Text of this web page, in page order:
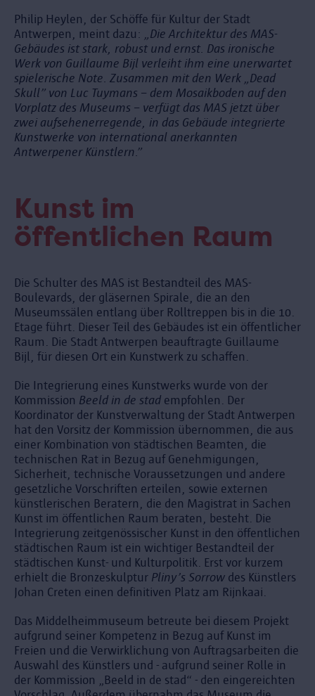
Philip Heylen, der Schöffe für Kultur der Stadt
Antwerpen, meint dazu: „Die Architektur des MAS-
Gebäudes ist stark, robust und ernst. Das ironische
Werk von Guillaume Bijl verleiht ihm eine unerwartet
spielerische Note. Zusammen mit den Werk „Dead
Skull” von Luc Tuymans – dem Mosaikboden auf den
Vorplatz des Museums – verfügt das MAS jetzt über
zwei aufsehenerregende, in das Gebäude integrierte
Kunstwerke von international anerkannten
Antwerpener Künstlern.”
Kunst im
öffentlichen Raum
Die Schulter des MAS ist Bestandteil des MAS-
Boulevards, der gläsernen Spirale, die an den
Museumssälen entlang über Rolltreppen bis in die 10.
Etage führt. Dieser Teil des Gebäudes ist ein öffentlicher
Raum. Die Stadt Antwerpen beauftragte Guillaume
Bijl, für diesen Ort ein Kunstwerk zu schaffen.
Die Integrierung eines Kunstwerks wurde von der
Kommission Beeld in de stad empfohlen. Der
Koordinator der Kunstverwaltung der Stadt Antwerpen
hat den Vorsitz der Kommission übernommen, die aus
einer Kombination von städtischen Beamten, die
technischen Rat in Bezug auf Genehmigungen,
Sicherheit, technische Voraussetzungen und andere
gesetzliche Vorschriften erteilen, sowie externen
künstlerischen Beratern, die den Magistrat in Sachen
Kunst im öffentlichen Raum beraten, besteht. Die
Integrierung zeitgenössischer Kunst in den öffentlichen
städtischen Raum ist ein wichtiger Bestandteil der
städtischen Kunst- und Kulturpolitik. Erst vor kurzem
erhielt die Bronzeskulptur Pliny’s Sorrow des Künstlers
Johan Creten einen definitiven Platz am Rijnkaai.
Das Middelheimmuseum betreute bei diesem Projekt
aufgrund seiner Kompetenz in Bezug auf Kunst im
Freien und die Verwirklichung von Auftragsarbeiten die
Auswahl des Künstlers und - aufgrund seiner Rolle in
der Kommission „Beeld in de stad“ - den eingereichten